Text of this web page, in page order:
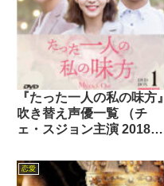
『たった一人の私の味方』
吹き替え声優一覧 （チ
ェ・スジョン主演 2018
恋愛